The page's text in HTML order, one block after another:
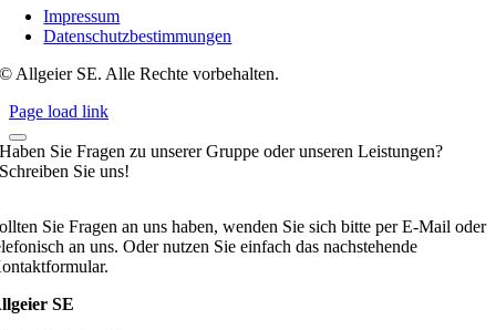
Impressum
Datenschutzbestimmungen
© Allgeier SE. Alle Rechte vorbehalten.
Page load link
Haben Sie Fragen zu unserer Gruppe oder unseren Leistungen?
Schreiben Sie uns!
Sie Fragen an uns haben, wenden Sie sich bitte per E-Mail oder
an uns. Oder nutzen Sie einfach das nachstehende
SE